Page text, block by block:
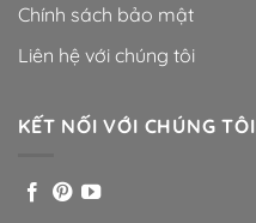
Chính sách bảo mật
Liên hệ với chúng tôi
KẾT NỐI VỚI CHÚNG TÔI